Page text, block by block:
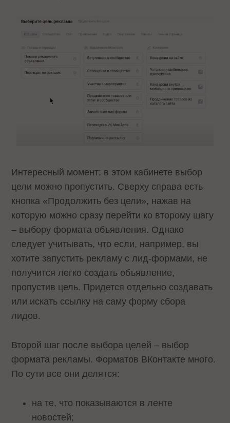
Интересный момент: в этом кабинете выбор
цели можно пропустить. Сверху справа есть
кнопка «Продолжить без цели», нажав на
которую можно сразу перейти ко второму шагу
– выбору формата объявления. Однако
следует учитывать, что если, например, вы
хотите запустить рекламу с лид-формами, не
получится легко создать объявление,
пропустив цель. Придется отдельно создавать
или искать ссылку на саму форму сбора
лидов.
Второй шаг после выбора целей – выбор
формата рекламы. Форматов ВКонтакте много.
По сути все они делятся:
на те, что показываются в ленте
новостей;